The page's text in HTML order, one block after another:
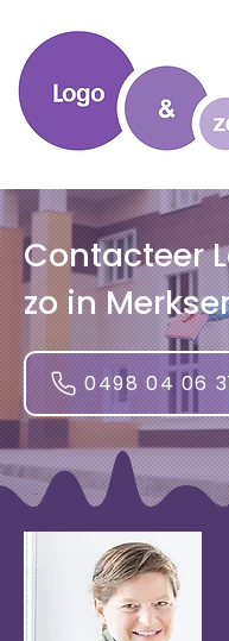
Contacteer
zo in
0498 04 06